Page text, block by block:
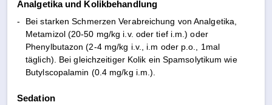
Analgetika und Kolikbehandlung
-
Bei starken Schmerzen Verabreichung von Analgetika,
Metamizol (20-50 mg/kg i.v. oder tief i.m.) oder
Phenylbutazon (2-4 mg/kg i.v., i.m oder p.o., 1mal
täglich). Bei gleichzeitiger Kolik ein Spamsolytikum wie
Butylscopalamin (0.4 mg/kg i.m.).
Sedation